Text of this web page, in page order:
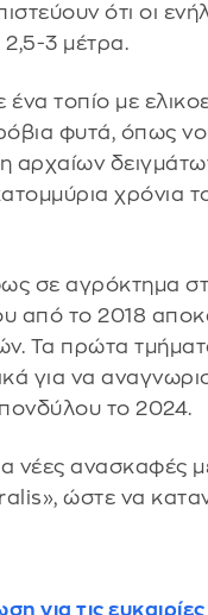
ότι οι
2,5-3 μέτρα.
τοπίο με
φυτά, όπως
αρχαίων
χρόνια
σε αγρόκτημα
από το 2018
Τα πρώτα
για να
το 2024.
νέες ανασκαφές
ώστε να
για τις